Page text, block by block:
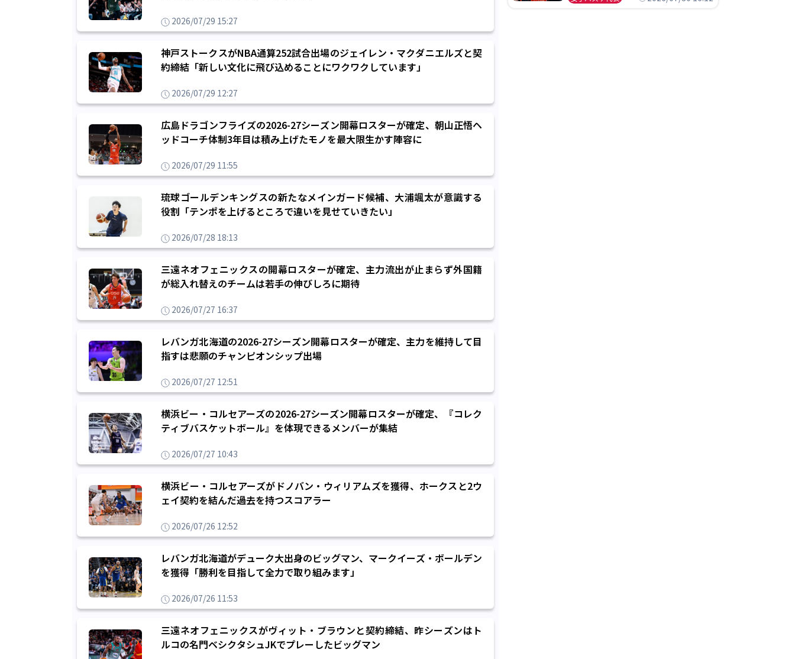
2026/07/29 15:27
神戸ストークスがNBA通算252試合出場のジェイレン・マクダニエルズと契
約締結「新しい文化に飛び込めることにワクワクしています」
2026/07/29 12:27
広島ドラゴンフライズの2026-27シーズン開幕ロスターが確定、朝山正悟ヘ
ッドコーチ体制3年目は積み上げたモノを最大限生かす陣容に
2026/07/29 11:55
琉球ゴールデンキングスの新たなメインガード候補、大浦颯太が意識する
役割「テンポを上げるところで違いを見せていきたい」
2026/07/28 18:13
三遠ネオフェニックスの開幕ロスターが確定、主力流出が止まらず外国籍
が総入れ替えのチームは若手の伸びしろに期待
2026/07/27 16:37
レバンガ北海道の2026-27シーズン開幕ロスターが確定、主力を維持して目
指すは悲願のチャンピオンシップ出場
2026/07/27 12:51
横浜ビー・コルセアーズの2026-27シーズン開幕ロスターが確定、『コレク
ティブバスケットボール』を体現できるメンバーが集結
2026/07/27 10:43
横浜ビー・コルセアーズがドノバン・ウィリアムズを獲得、ホークスと2ウ
ェイ契約を結んだ過去を持つスコアラー
2026/07/26 12:52
レバンガ北海道がデューク大出身のビッグマン、マークイーズ・ボールデン
を獲得「勝利を目指して全力で取り組みます」
2026/07/26 11:53
三遠ネオフェニックスがヴィット・ブラウンと契約締結、昨シーズンはト
ルコの名門ベシクタシュJKでプレーしたビッグマン